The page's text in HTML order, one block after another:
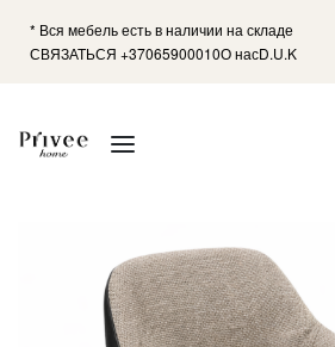
* Вся мебель есть в наличии на складе
СВЯЗАТЬСЯ +37065900010О насD.U.K